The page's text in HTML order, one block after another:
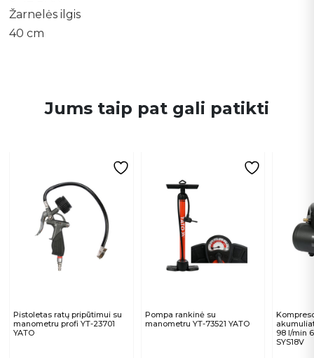
Žarnelės ilgis
40 cm
Jums taip pat gali patikti
Pistoletas ratų pripūtimui su
manometru profi YT-23701
YATO
Pompa rankinė su
manometru YT-73521 YATO
98 l/min
SYS18V